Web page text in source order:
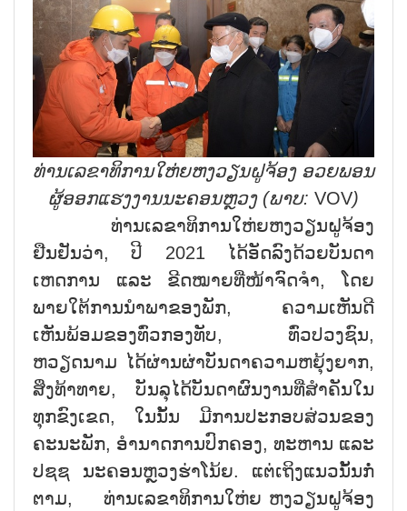
ທ່ານເລຂາທິການໃຫ່ຍຫງວຽນຝູຈ້ອງ ອວຍພອນ
ຜູ້ອອກແຮງງານນະຄອນຫຼວງ (ພາບ: VOV)
ທ່ານເລຂາທິການໃຫ່ຍຫງວຽນຝູຈ້ອງ
ຢືນຢັນວ່າ, ປີ 2021 ໄດ້ອັດລົງດ້ວຍບັນດາ
ເຫດການ ແລະ ຂີດໝາຍທີ່ໜ້າຈົດຈຳ, ໂດຍ
ພາຍໃຕ້ການນຳພາຂອງພັກ, ຄວາມເຫັນດີ
ເຫັນພ້ອມຂອງທົ່ວກອງທັບ, ທົ່ວປວງຊົນ,
ຫວຽດນາມ ໄດ້ຜ່ານຜ່າບັນດາຄວາມຫຍຸ້ງຍາກ,
ສິ່ງທ້າທາຍ, ບັນລຸໄດ້ບັນດາຜົນງານທີ່ສຳຄັນໃນ
ທຸກຂົງເຂດ, ໃນນັ້ນ ມີການປະກອບສ່ວນຂອງ
ຄະນະພັກ, ອຳນາດການປົກຄອງ, ທະຫານ ແລະ
ປຊຊ ນະຄອນຫຼວງຮ່າໂນ້ຍ. ແຕ່ເຖິງແນວນັ້ນກໍ່
ຕາມ, ທ່ານເລຂາທິການໃຫ່ຍ ຫງວຽນຝູຈ້ອງ